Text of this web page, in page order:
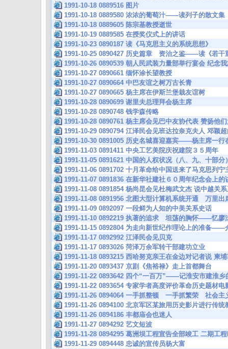
1991-10-18 0889516 图片
1991-10-18 0889580 浓浓的葡萄汁——读列子的散文集
1991-10-18 0889605 陈宗基教授逝世
1991-10-19 0889585 在授奖仪式上的讲话
1991-10-23 0890187 读《马克思主义的系统思想》
1991-10-25 0890427 历史篇章 资治之鉴——读《若干
1991-10-26 0890539 朝人民武装力量部举行宴会 纪念
1991-10-27 0890661 缅怀涂长望教授
1991-10-27 0890664 中巴友谊之树万古长青
1991-10-27 0890665 杨主席在伊斯兰堡栽友谊树
1991-10-28 0890699 谢里夫总理拜会杨主席
1991-10-28 0890748 钱学森传略
1991-10-28 0890761 杨主席会见巴中友协代表 赞扬他
1991-10-29 0890794 江泽民会见班达拉奈克夫人 邓颖
1991-10-30 0891005 历史名城喜迎嘉宾——杨主席一行
1991-11-03 0891411 中央工艺美院庆祝建院３５周年
1991-11-05 0891621 中国的人权状况（八、九、十部分
1991-11-06 0891702 十月革命给中国送来了马克思列宁
1991-11-07 0891836 在新华社建社６０周年纪念会上的
1991-11-08 0891854 杨尚昆会见杜梅武文杰 说中越关
1991-11-08 0891956 北图大型计算机系统开通 万里出
1991-11-09 0892097 一段鲜为人知的中美关系史话
1991-11-10 0892219 执著的追求 坦荡的胸怀——忆廖
1991-11-15 0892804 为走向新世纪作理论上的准备——
1991-11-17 0892992 江泽民会见贝克
1991-11-17 0893026 菏泽万余军转干部建功立业
1991-11-18 0893215 西哈努克亲王在金边对记者说 柬
1991-11-20 0893437 京剧《焦裕禄》走上首都舞台
1991-11-22 0893642 四个“一百万”——记淮安市建淮乡
1991-11-22 0893654 专家学者高度评价革命历史题材
1991-11-26 0894064 一手抓整顿 一手抓繁荣 社会主
1991-11-26 0894100 北京军区某旅用历史影片进行传统
1991-11-26 0894186 丰都庙会也迷人
1991-11-27 0894292 艺文短波
1991-11-28 0894295 葛洲坝工程宣告全部竣工 二期工
1991-11-29 0894448 忠诚的宣传员杨大富